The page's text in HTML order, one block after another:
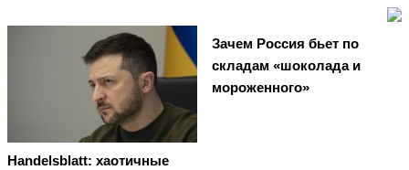
Handelsblatt: хаотичные
Зачем Россия бьет по
складам «шоколада и
мороженного»